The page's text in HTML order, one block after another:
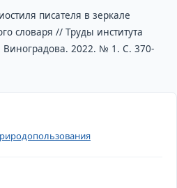
писателя в зеркале
словаря // Труды института
Виноградова. 2022. № 1. C. 370-